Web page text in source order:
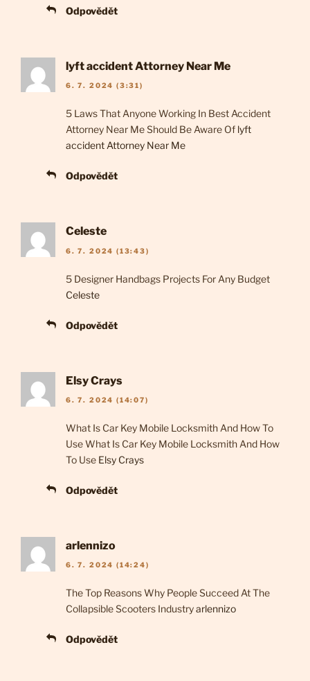
Odpovědět
lyft accident Attorney Near Me
6. 7. 2024 (3:31)
5 Laws That Anyone Working In Best Accident
Attorney Near Me Should Be Aware Of lyft
accident Attorney Near Me
Odpovědět
Celeste
6. 7. 2024 (13:43)
5 Designer Handbags Projects For Any Budget
Celeste
Odpovědět
Elsy Crays
6. 7. 2024 (14:07)
What Is Car Key Mobile Locksmith And How To
Use What Is Car Key Mobile Locksmith And How
To Use Elsy Crays
Odpovědět
arlennizo
6. 7. 2024 (14:24)
The Top Reasons Why People Succeed At The
Collapsible Scooters Industryarlennizo
Odpovědět